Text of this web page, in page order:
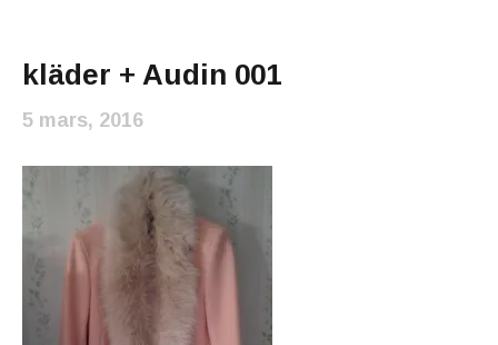
kläder + Audin 001
5 mars, 2016